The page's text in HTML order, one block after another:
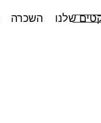
שלנו השכרה